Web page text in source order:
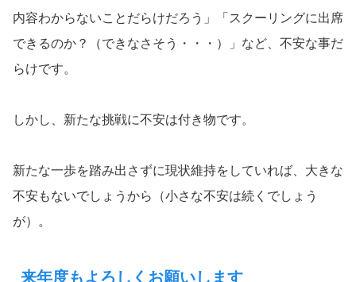
内容わからないことだらけだろう」「スクーリングに出席
できるのか？（できなさそう・・・）」など、不安な事だ
らけです。
しかし、新たな挑戦に不安は付き物です。
新たな一歩を踏み出さずに現状維持をしていれば、大きな
不安もないでしょうから（小さな不安は続くでしょう
が）。
来年度もよろしくお願いします